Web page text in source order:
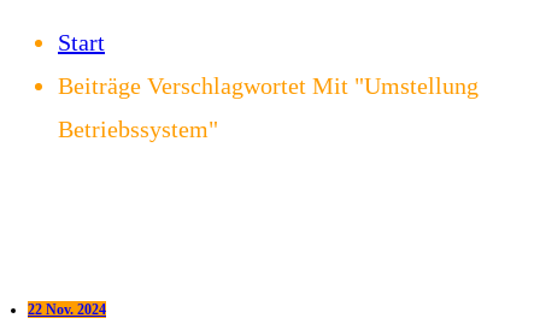
Start
Beiträge Verschlagwortet Mit "Umstellung
Betriebssystem"
22 Nov. 2024